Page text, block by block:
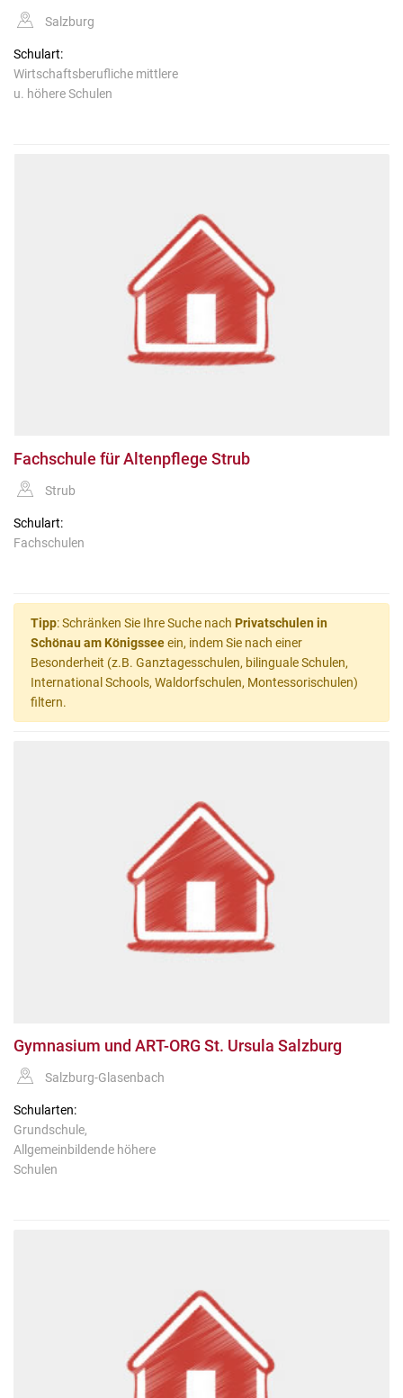
Salzburg
Schulart:
Wirtschaftsberufliche mittlere
u. höhere Schulen
Fachschule für Altenpflege Strub
Strub
Schulart:
Fachschulen
Tipp: Schränken Sie Ihre Suche nach Privatschulen in
Schönau am Königsseeein, indem Sie nach einer
Besonderheit (z.B. Ganztagesschulen, bilinguale Schulen,
International Schools, Waldorfschulen, Montessorischulen)
filtern.
Gymnasium und ART-ORG St. Ursula Salzburg
Salzburg-Glasenbach
Schularten:
Grundschule,
Allgemeinbildende höhere
Schulen